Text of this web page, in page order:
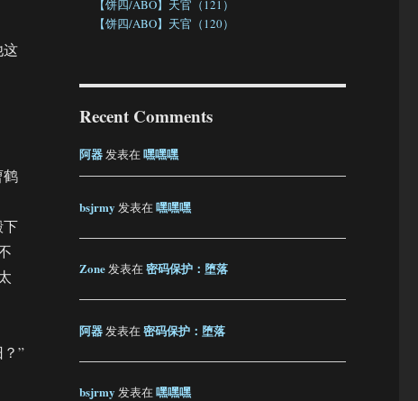
”
AU】江湖夜雨十年灯（完）”
【饼四/ABO】天官（121）
【饼四/ABO】天官（120）
Recent Comments
阿器发表在嘿嘿嘿
bsjrmy 发表在嘿嘿嘿
Zone发表在密码保护：堕落
阿器发表在密码保护：堕落
bsjrmy 发表在嘿嘿嘿